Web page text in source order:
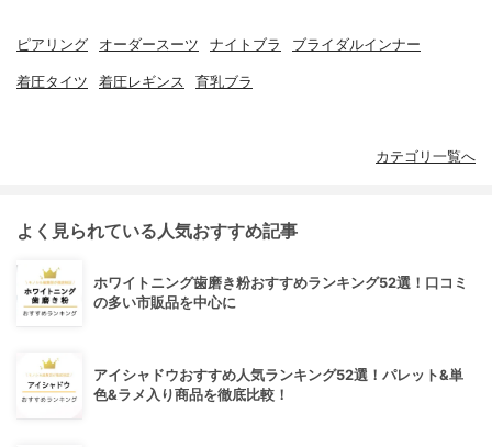
ピアリング オーダースーツ ナイトブラ ブライダルインナー
着圧タイツ 着圧レギンス 育乳ブラ
カテゴリ一覧へ
よく見られている人気おすすめ記事
ホワイトニング歯磨き粉おすすめランキング52選！口コミ
の多い市販品を中心に
アイシャドウおすすめ人気ランキング52選！パレット&単
色&ラメ入り商品を徹底比較！